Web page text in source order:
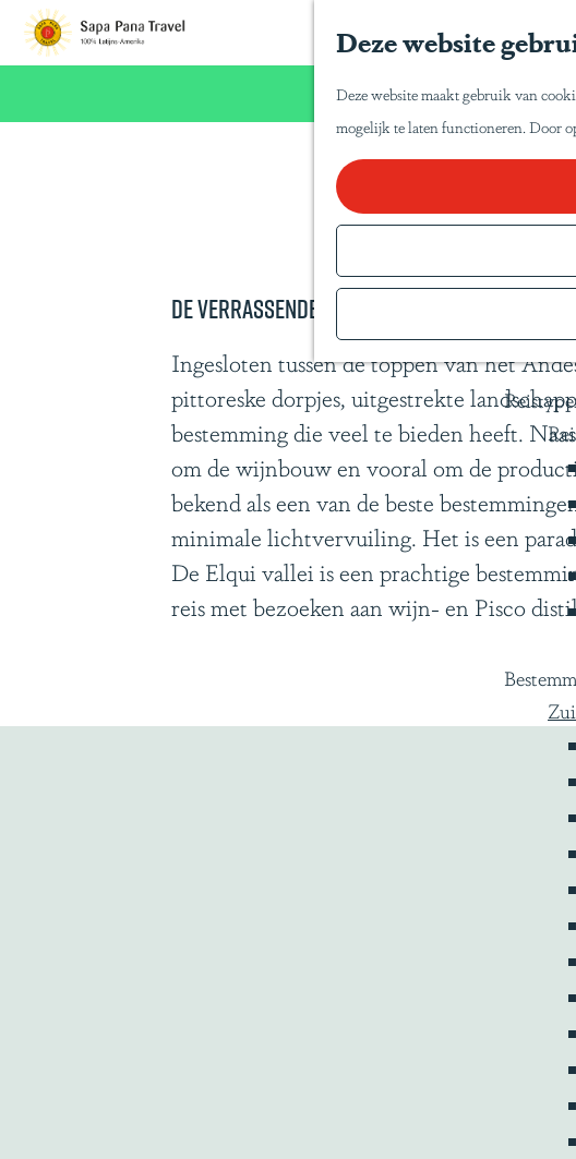
Deze website
Deze website maakt gebruik van
mogelijk te laten functioneren. Door
G
Wij willen u net zo
De verrassende Valle del Elqui
Ingesloten tussen de toppen van het
pittoreske dorpjes, uitgestrekte
bestemming die veel te bieden heeft.
om de wijnbouw en vooral om de
bekend als een van de beste
minimale lichtvervuiling. Het is een
De Elqui vallei is een prachtige
reis met bezoeken aan wijn- en Pisco